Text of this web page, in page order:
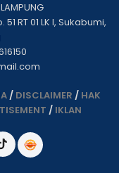
RT 01 LK I, Sukabumi,
/ DISCLAIMER / HAK
/ IKLAN